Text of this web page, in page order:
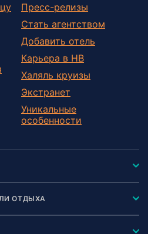
Пресс-релизы
Стать агентством
Добавить отель
Карьера в HB
Халяль круизы
Экстранет
Уникальные
особенности
ОТДЫХА